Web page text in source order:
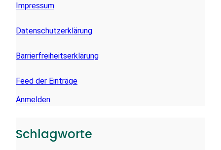
Impressum
Datenschutzerklärung
Barrierfreiheitserklärung
Feed der Einträge
Anmelden
Schlagworte